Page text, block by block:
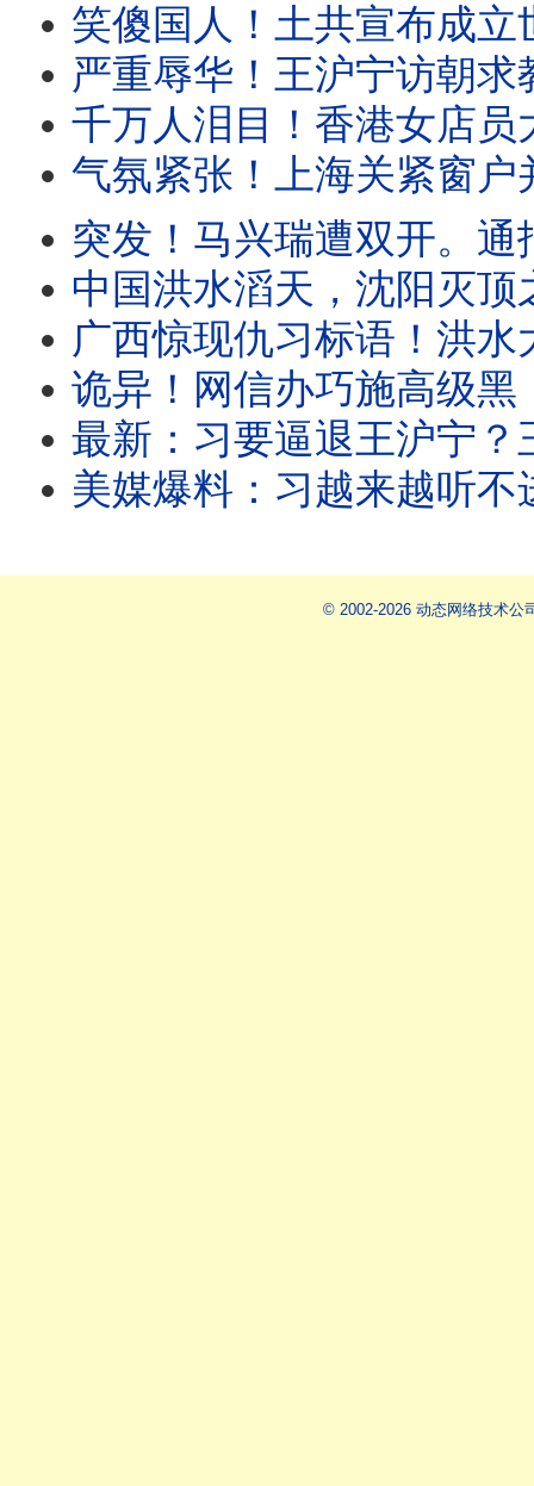
笑傻国人！土共宣布成立世界人工智能组织， 29国名单曝光，股市暴跌！上海人怒骂
严重辱华！王沪宁访朝求教世袭制？遭金正恩公开羞辱！这名政治局委
千万人泪目！香港女店员大义凛然，涉习禁书一夜畅销！川普突然发表
气氛紧张！上海关紧窗户并锁住，只因他彻底违背。盛传王岐山遭软禁
突发！马兴瑞遭双开。通报证实：他没反习！重点权色交易。全网
中国洪水滔天，沈阳灭顶之灾！中南海无所谓。民众自备秘密武
广西惊现仇习标语！洪水大火风灾，中国人遭遇权力傲慢！中南海只剩
诡异！网信办巧施高级黑，透露他两个新绰号。中国网红被捕，只因有
最新：习要逼退王沪宁？王副手突然被失踪！国安部副部长空降外
美媒爆料：习越来越听不进任何声音。派毒贩跨境攻击媒体人，国台办认了！
© 2002-2026 动态网络技术公